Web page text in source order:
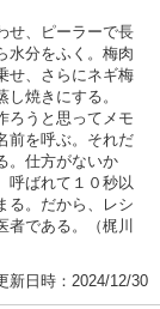
せ、ピーラーで長
水分をふく。梅肉
せ、さらにネギ梅
焼きにする。
ろうと思ってメモ
前を呼ぶ。それだ
。仕方がないか
呼ばれて１０秒以
る。だから、レシ
者である。（梶川
新日時：2024/12/30